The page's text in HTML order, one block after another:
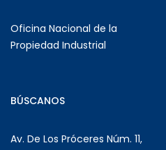
Oficina Nacional de la
Propiedad Industrial
BÚSCANOS
Av. De Los Próceres Núm. 11,